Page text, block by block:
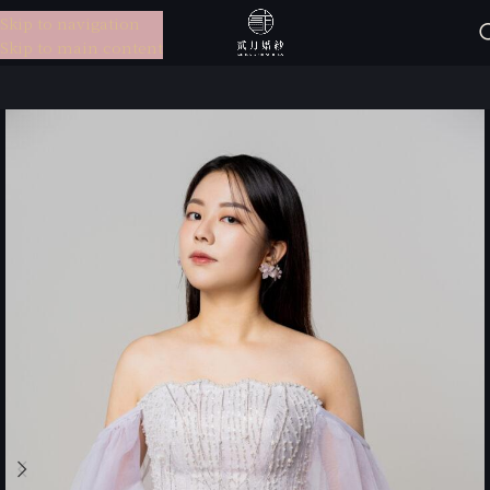
Skip to navigation
Skip to main content
選單